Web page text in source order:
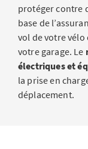
protéger contre
base de
vol de votre
votre garage. Le
électriques et
la prise en
déplacement.